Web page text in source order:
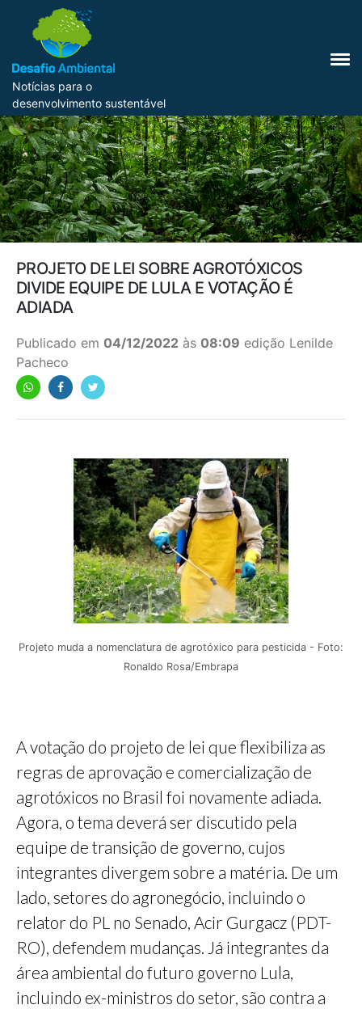
Notícias para o
desenvolvimento sustentável
PROJETO DE LEI SOBRE AGROTÓXICOS
DIVIDE EQUIPE DE LULA E VOTAÇÃO É
ADIADA
Publicado em 04/12/2022 às 08:09 edição Lenilde
Pacheco
Projeto muda a nomenclatura de agrotóxico para pesticida - Foto:
Ronaldo Rosa/Embrapa
A votação do projeto de lei que flexibiliza as
regras de aprovação e comercialização de
agrotóxicos no Brasil foi novamente adiada.
Agora, o tema deverá ser discutido pela
equipe de transição de governo, cujos
integrantes divergem sobre a matéria. De um
lado, setores do agronegócio, incluindo o
relator do PL no Senado, Acir Gurgacz (PDT-
RO), defendem mudanças. Já integrantes da
área ambiental do futuro governo Lula,
incluindo ex-ministros do setor, são contra a